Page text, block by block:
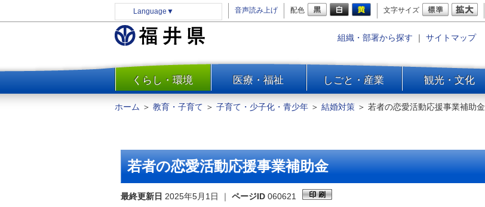
Language ▼ 音声読み上げ 配色 文字サイズ
組織・部署から探す ｜ サイトマップ
一覧
くらし・環境 医療・福祉 しごと・産業 観光・文化
防災
水道・エネルギー
住まい・土地
環境問題・廃棄物対策・リサ
イクル
ホーム ＞ 教育・子育て ＞ 子育て・少子化・青少年 ＞ 結婚対策 ＞ 若者の恋愛活動応援事業補助金
若者の恋愛活動応援事業補助金
最終更新日 2025年5月1日 ｜ ページID 060621